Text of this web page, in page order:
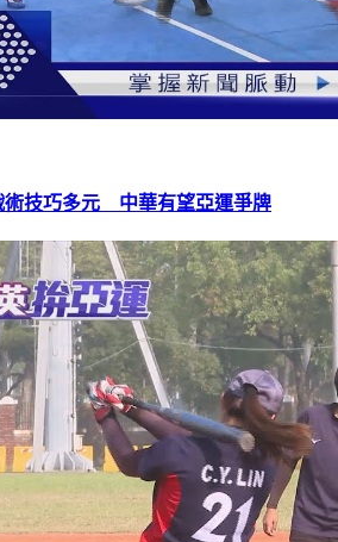
術技巧多元 中華有望亞運爭牌